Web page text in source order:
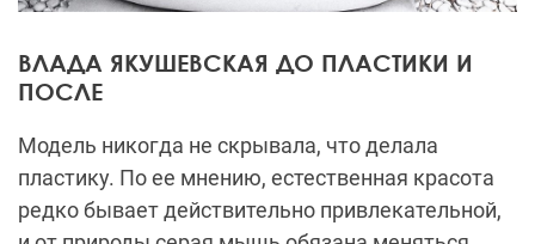
ВЛАДА ЯКУШЕВСКАЯ ДО ПЛАСТИКИ И
ПОСЛЕ
Модель никогда не скрывала, что делала
пластику. По ее мнению, естественная красота
редко бывает действительно привлекательной,